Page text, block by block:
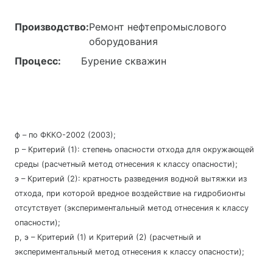
Производство:Ремонт нефтепромыслового
оборудования
Процесс:
Бурение скважин
ф – по ФККО-2002 (2003);
р – Критерий (1): степень опасности отхода для окружающей
среды (расчетный метод отнесения к классу опасности);
э – Критерий (2): кратность разведения водной вытяжки из
отхода, при которой вредное воздействие на гидробионты
отсутствует (экспериментальный метод отнесения к классу
опасности);
р, э – Критерий (1) и Критерий (2) (расчетный и
экспериментальный метод отнесения к классу опасности);